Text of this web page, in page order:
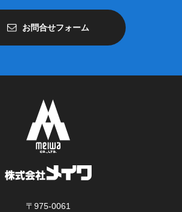
お問合せフォーム
〒975-0061